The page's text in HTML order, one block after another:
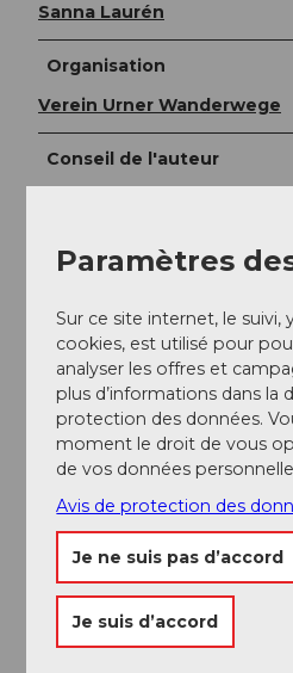
Sanna Laurén
Organisation
Verein Urner Wanderwege
Conseil de l'auteur
Cette étape exige une
octobre. Les pierres mobiles,
nécessitent une prudence
Option :
Il existe aussi un parcours
des cabanes. Ce dernier
Sunnig Bodmen vers
chemin est long.
Consignes de sécurité
La randonnée en montagne
Paramètres
Sur ce site internet, le suivi,
cookies, est utilisé pour
analyser les offres et
plus d’informations dans la
protection des données.
moment le droit de vous
de vos données
Avis de protection des
Je ne suis pas d’accord
Je suis d’accord